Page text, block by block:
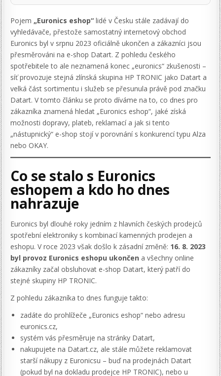
Pojem „Euronics eshop“ lidé v Česku stále zadávají do
vyhledávače, přestože samostatný internetový obchod
Euronics byl v srpnu 2023 oficiálně ukončen a zákazníci jsou
přesměrováni na e-shop Datart. Z pohledu českého
spotřebitele to ale neznamená konec „euronics“ zkušenosti –
síť provozuje stejná zlínská skupina HP TRONIC jako Datart a
velká část sortimentu i služeb se přesunula právě pod značku
Datart. V tomto článku se proto díváme na to, co dnes pro
zákazníka znamená hledat „Euronics eshop“, jaké získá
možnosti dopravy, plateb, reklamací a jak si tento
„nástupnický“ e-shop stojí v porovnání s konkurencí typu Alza
nebo OKAY.
Co se stalo s Euronics
eshopem a kdo ho dnes
nahrazuje
Euronics byl dlouhé roky jedním z hlavních českých prodejců
spotřební elektroniky s kombinací kamenných prodejen a
eshopu. V roce 2023 však došlo k zásadní změně: 16. 8. 2023
byl provoz Euronics eshopu ukončen a všechny online
zákazníky začal obsluhovat e-shop Datart, který patří do
stejné skupiny HP TRONIC.
Z pohledu zákazníka to dnes funguje takto:
zadáte do prohlížeče „Euronics eshop“ nebo adresu
euronics.cz,
systém vás přesměruje na stránky Datart,
nakupujete na Datart.cz, ale stále můžete reklamovat
starší nákupy z Euronicsu – buď na prodejnách Datart
(pokud byl na dokladu prodejce HP TRONIC), nebo u